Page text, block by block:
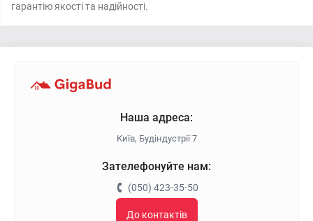
гарантію якості та надійності.
Наша адреса:
Київ, Будіндустрії 7
Зателефонуйте нам:
(050) 423-35-50
До контактів